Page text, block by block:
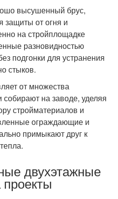
высушенный брус,
защиты от огня и
на стройплощадке
разновидностью
подгонки для устранения
стыков.
от множества
на заводе, уделяя
стройматериалов и
ограждающие и
примыкают друг к
двухэтажные